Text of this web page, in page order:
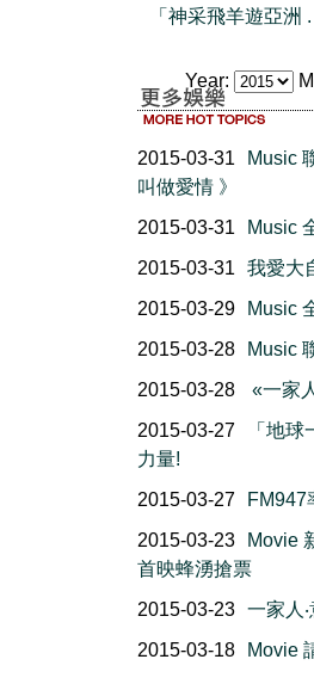
「神采飛羊遊亞洲
Year:
2015-03-31
Music
叫做愛情 》
2015-03-31
Music
2015-03-31
我愛大
2015-03-29
Music
2015-03-28
Music
2015-03-28
«一家
2015-03-27
「地
力量!
2015-03-27
FM947
2015-03-23
Movie
首映蜂湧搶票
2015-03-23 一家人
2015-03-18
Movie